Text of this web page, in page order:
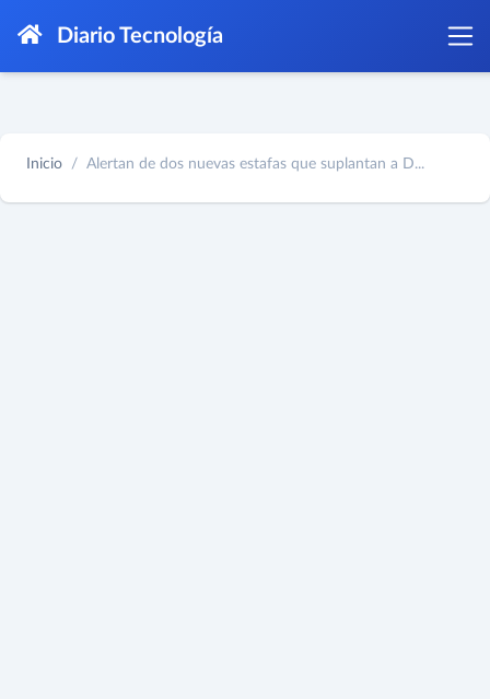
Diario Tecnología
Inicio Alertan de dos nuevas estafas que suplantan a D...